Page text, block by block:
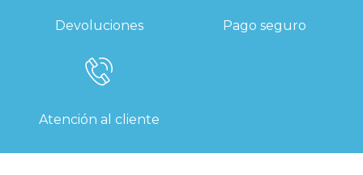
Devoluciones Pago seguro
Atención al cliente